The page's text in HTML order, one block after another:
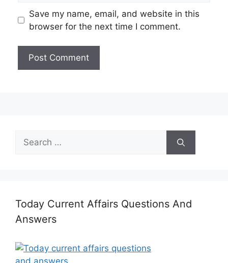
Save my name, email, and website in this
browser for the next time I comment.
Search
for:
Today Current Affairs Questions And
Answers